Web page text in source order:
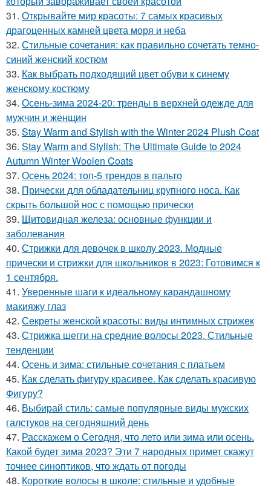
31. Открывайте мир красоты: 7 самых красивых
драгоценных камней цвета моря и неба
32. Стильные сочетания: как правильно сочетать темно-
синий женский костюм
33. Как выбрать подходящий цвет обуви к синему
женскому костюму
34. Осень-зима 2024-20: тренды в верхней одежде для
мужчин и женщин
35. Stay Warm and Stylish with the Winter 2024 Plush Coat
36. Stay Warm and Stylish: The Ultimate Guide to 2024
Autumn Winter Woolen Coats
37. Осень 2024: топ-5 трендов в пальто
38. Прически для обладательниц крупного носа. Как
скрыть большой нос с помощью прически
39. Щитовидная железа: основные функции и
заболевания
40. Стрижки для девочек в школу 2023. Модные
прически и стрижки для школьников в 2023: Готовимся к
1 сентября.
41. Уверенные шаги к идеальному карандашному
макияжу глаз
42. Секреты женской красоты: виды интимных стрижек
43. Стрижка шегги на средние волосы 2023. Стильные
тенденции
44. Осень и зима: стильные сочетания с платьем
45. Как сделать фигуру красивее. Как сделать красивую
Фигуру?
46. Выбирай стиль: самые популярные виды мужских
галстуков на сегодняшний день
47. Расскажем о Сегодня, что лето или зима или осень.
Какой будет зима 2023? Эти 7 народных примет скажут
точнее синоптиков, что ждать от погоды
48. Короткие волосы в школе: стильные и удобные